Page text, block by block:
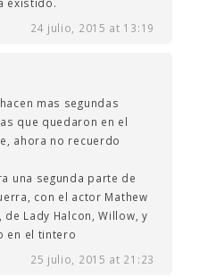
existido.
24 julio, 2015 at 13:19
mas segundas
que quedaron en el
ahora no recuerdo
una segunda parte de
con el actor Mathew
Lady Halcon, Willow, y
en el tintero
25 julio, 2015 at 21:23